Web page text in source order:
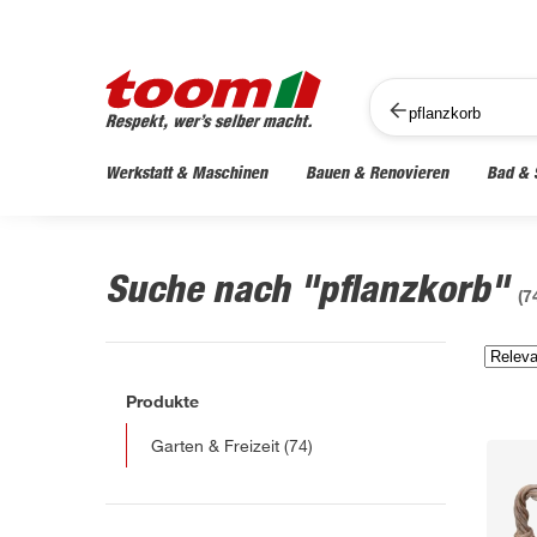
Werkstatt & Maschinen Bauen & Renovieren Bad &
Suche nach "pflanzkorb" (
Produkte
Garten & Freizeit (74)